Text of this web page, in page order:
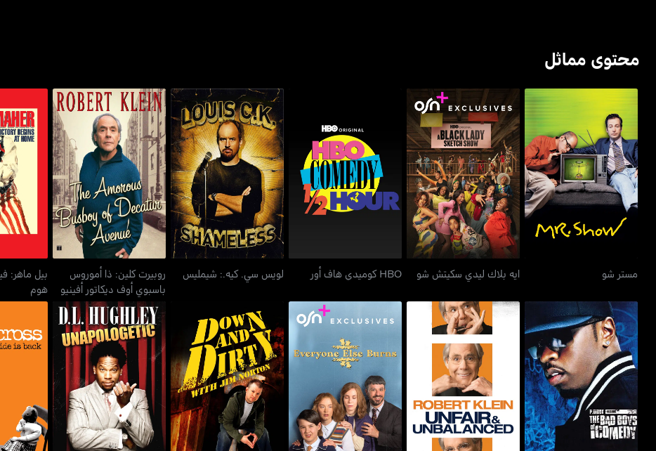
محتوى مماثل
مستر شو
مستر شو
ايه بلاك ليدي سكيتش شو
ايه بلاك ليدي سكيتش شو
HBO كوميدي هاف أور
HBO كوميدي هاف أور
لويس سي. كيه.: شيمليس
لويس سي. كيه.: شيمليس
روبيرت كلين: ذا أموروس
باسبوي أوف ديكاتور أفينيو
روبيرت كلين: ذا أموروس
باسبوي أوف ديكاتور أفينيو
بيل ماهر:
هوم
بي ديدي بريزينتس باد بويز
أوف كوميدي
روبيرت كلين: أنفير آند
أنبالانسد
إيفريون إيلس بيرنز داون+ديرتي ويذ جيم نورتن
دي. أل. هاغلي:
أنابولوجيتيك
ديفيد